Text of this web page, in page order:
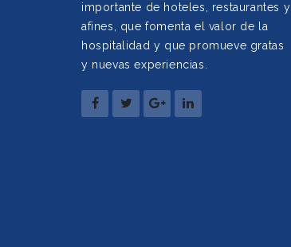
importante de hoteles, restaurantes y
afines, que fomenta el valor de la
hospitalidad y que promueve gratas
y nuevas experiencias.